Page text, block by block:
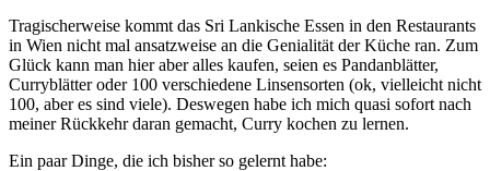
Tragischerweise kommt das Sri Lankische Essen in den Restaurants
in Wien nicht mal ansatzweise an die Genialität der Küche ran. Zum
Glück kann man hier aber alles kaufen, seien es Pandanblätter,
Curryblätter oder 100 verschiedene Linsensorten (ok, vielleicht nicht
100, aber es sind viele). Deswegen habe ich mich quasi sofort nach
meiner Rückkehr daran gemacht, Curry kochen zu lernen.
Ein paar Dinge, die ich bisher so gelernt habe: